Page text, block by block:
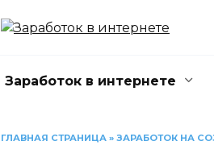
Заработок в интернете
ГЛАВНАЯ СТРАНИЦА » ЗАРАБОТОК НА